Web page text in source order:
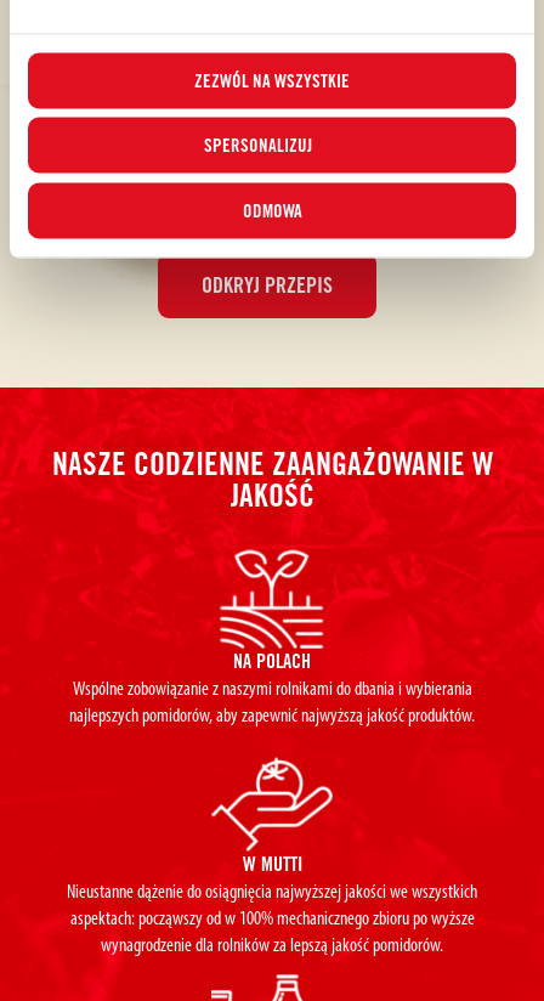
ZEZWÓL NA WSZYSTKIE
SPERSONALIZUJ
ODMOWA
ODKRYJ PRZEPIS
NASZE CODZIENNE ZAANGAŻOWANIE W
JAKOŚĆ
NA POLACH
Wspólne zobowiązanie z naszymi rolnikami do dbania i wybierania
najlepszych pomidorów, aby zapewnić najwyższą jakość produktów.
W MUTTI
Nieustanne dążenie do osiągnięcia najwyższej jakości we wszystkich
aspektach: począwszy od w 100% mechanicznego zbioru po wyższe
wynagrodzenie dla rolników za lepszą jakość pomidorów.